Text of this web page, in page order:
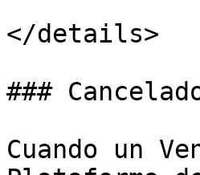
</details>
###
Cuando un